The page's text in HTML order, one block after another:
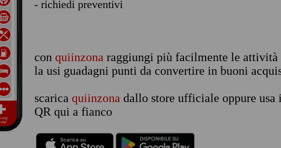
- richiedi preventivi
con quiinzona raggiungi più facilmente le attività
la usi guadagni punti da convertire in buoni
scarica quiinzona dallo store ufficiale oppure usa
QR qui a fianco